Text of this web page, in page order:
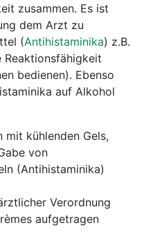
zusammen. Es ist
dem Arzt zu
(Antihistaminika) z.B.
Reaktionsfähigkeit
bedienen). Ebenso
auf Alkohol
kühlenden Gels,
von
(Antihistaminika)
Verordnung
aufgetragen